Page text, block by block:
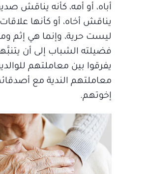
أباه، أو أمه، كأنه يناقش
يناقش أخاه، أو كأنها
ليست حرية، وإنما هي إثم
فضيلته الشباب إلى أن
يفرقوا بين معاملتهم
معاملتهم الندية مع
إخوتهم.